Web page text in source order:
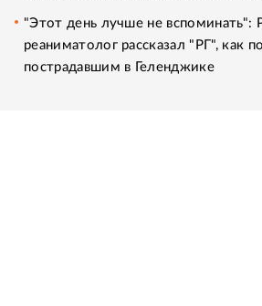
"Этот день лучше не вспоминать":
реаниматолог рассказал "РГ", как
пострадавшим в Геленджике